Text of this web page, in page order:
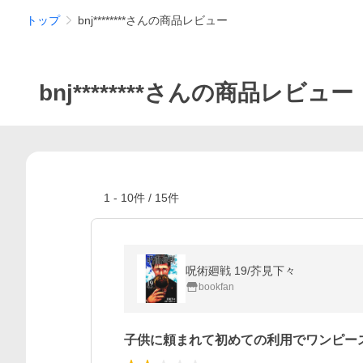
トップ bnj********さんの商品レビュー
bnj********さんの商品レビュー
1 - 10件 / 15件
呪術廻戦 19/芥見下々
bookfan
子供に頼まれて初めての利用でワンピ